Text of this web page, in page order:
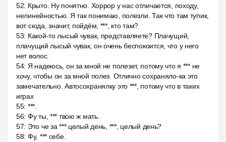
52: Крыто. Ну понятно. Хоррор у нас отличается, походу,
нелинейностью. Я так понимаю, полезли. Так что там тупик,
вот сюда, значит, пойдём, ***, кто там?
53: Какой-то лысый чувак, представляете? Плачущий,
плачущий лысый чувак, он очень беспокоится, что у него
нет волос.
54: Я надеюсь, он за мной не полезет, потому что я *** не
хочу, чтобы он за мной полез. Отлично сохраняло-ка это
замечательно. Автосохранялку это ***, потому что в таких
играх
55: ***.
56: Фу ты, *** твою ж мать.
57: Это че за *** целый день, ***, целый день?
58: Фу, *** себе.